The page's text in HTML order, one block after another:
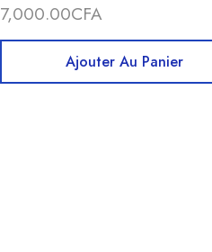
7,000.00CFA
Ajouter Au Panier